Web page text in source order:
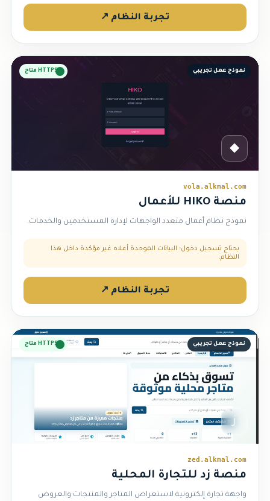
تجربة النظام ↗
نموذج عمل تجريبي HTTPS متاح
◆
vola.alkmal.com
منصة HIKO للأعمال
نموذج نظام أعمال متعدد الواجهات لإدارة المستخدمين والخدمات.
يحتاج تسجيل دخول؛ البيانات الموحدة أعلاه غير مؤكدة داخل هذا
النظام.
تجربة النظام ↗
نموذج عمل تجريبي HTTPS متاح
ز
zed.alkmal.com
منصة زد للتجارة المحلية
واجهة تجارة إلكترونية لاستعراض المتاجر والمنتجات والعروض